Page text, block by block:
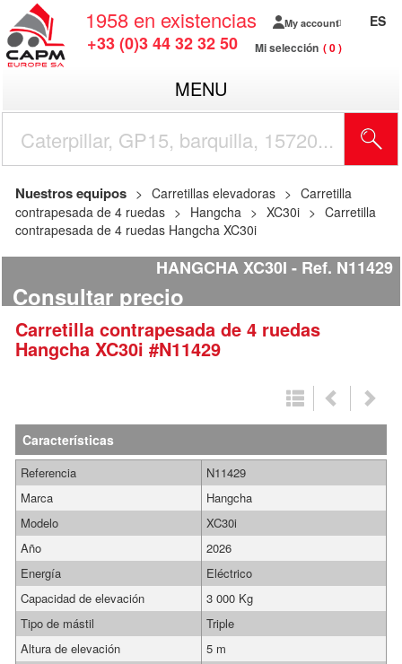
1958 en existencias
+33 (0)3 44 32 32 50
My account
Mi selección 0
ES
MENU
Nuestros equipos Carretillas elevadoras
Carretilla
contrapesada de 4 ruedas
Hangcha XC30i
Carretilla
contrapesada de 4 ruedas Hangcha XC30i
HANGCHA XC30I Ref. N11429
Consultar precio
Carretilla contrapesada de 4 ruedas
Hangcha XC30i #N11429
Características
Referencia
N11429
Marca
Hangcha
Modelo
XC30i
Año
2026
Energía
Eléctrico
Capacidad de elevación
3 000 Kg
Tipo de mástil
Triple
Altura de elevación
5 m